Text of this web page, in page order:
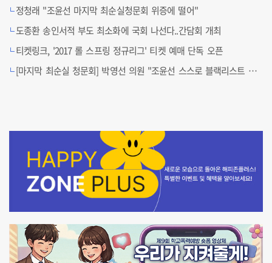
정청래 "조윤선 마지막 최순실청문회 위증에 떨어"
도종환 송인서적 부도 최소화에 국회 나선다..간담회 개최
티켓링크, '2017 롤 스프링 정규리그' 티켓 예매 단독 오픈
[마지막 최순실 청문회] 박영선 의원 "조윤선 스스로 블랙리스트 인정한 발언이다" 일침